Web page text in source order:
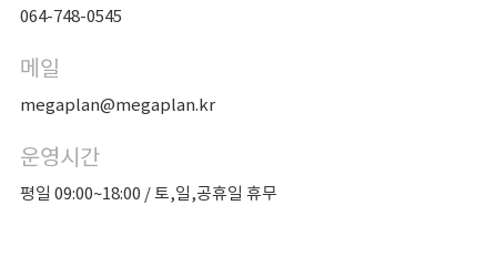
064-748-0545
메일
megaplan@megaplan.kr
운영시간
평일 09:00~18:00 / 토,일,공휴일 휴무